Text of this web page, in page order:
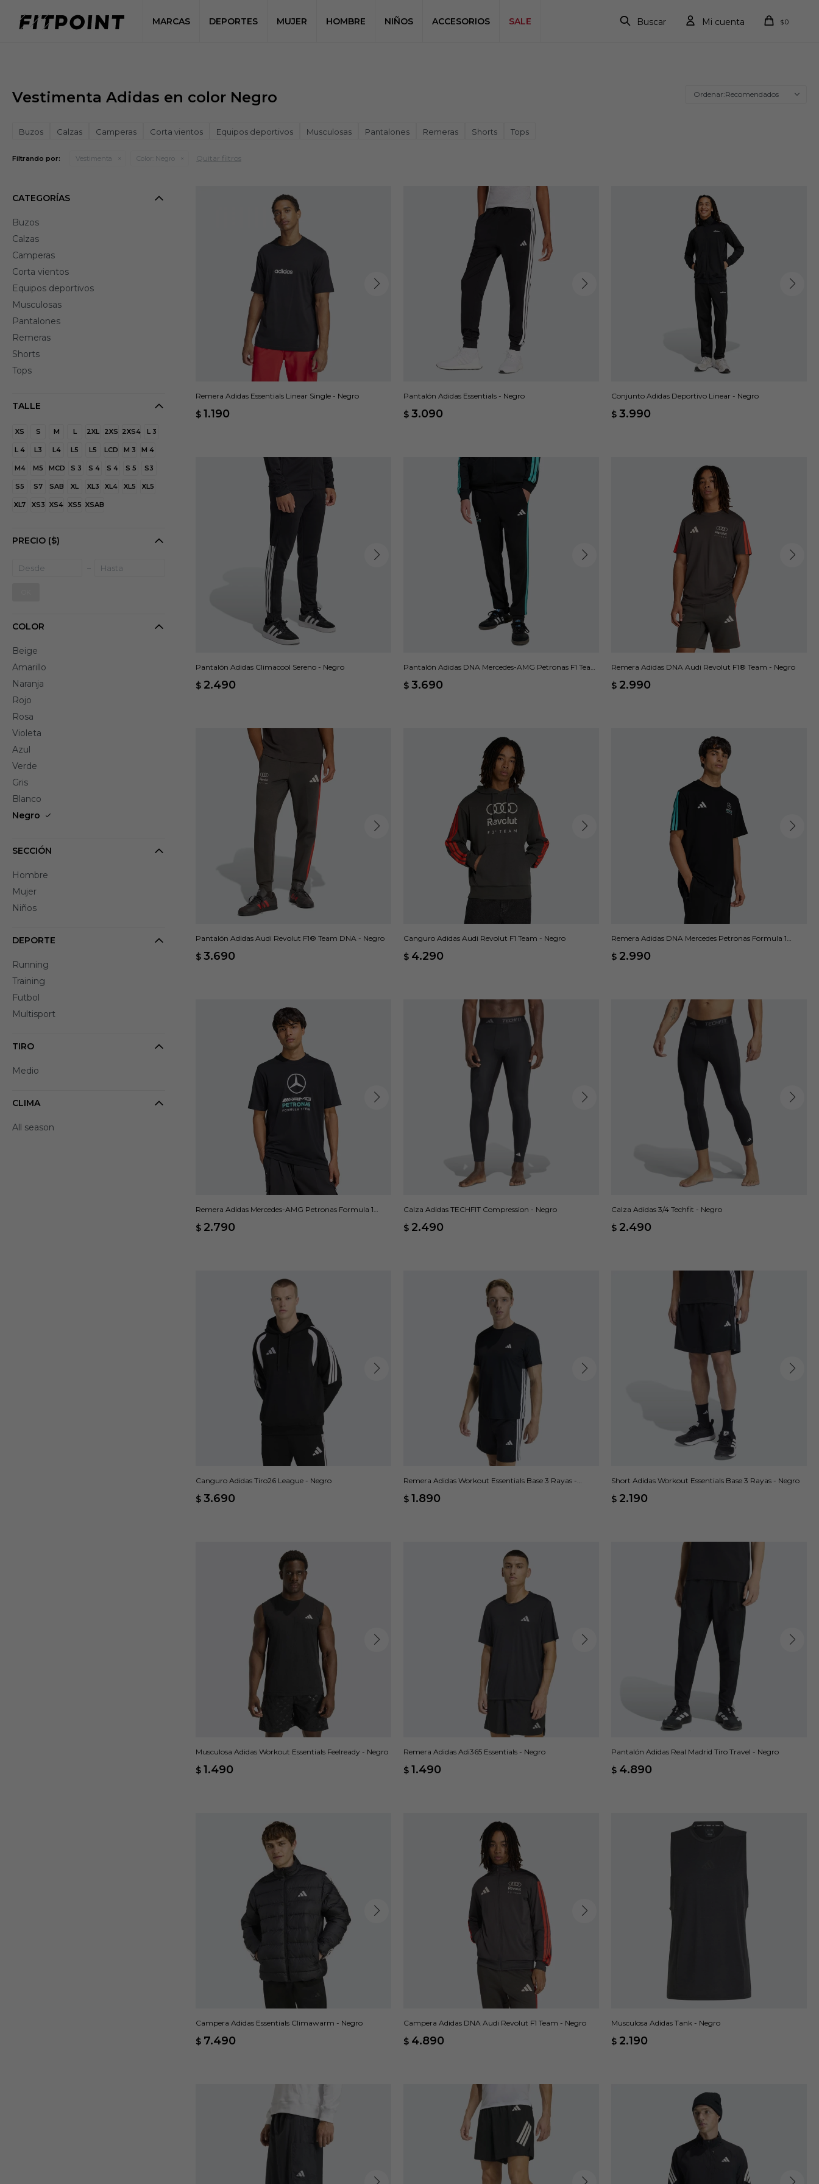
MARCAS DEPORTES MUJER HOMBRE NIÑOS ACCESORIOS SALE $0
Vestimenta Adidas en color Negro Recomendados
Buzos Calzas Camperas Corta vientos Equipos deportivos Musculosas Pantalones Remeras Shorts Tops
Filtrando por: Vestimenta Color: Negro Quitar filtros
Remera Adidas Essentials Linear Single - Negro
$ 1.190
Pantalón Adidas Essentials - Negro
$ 3.090
Conjunto Adidas Deportivo Linear - Negro
$ 3.990
Pantalón Adidas Climacool Sereno - Negro
$ 2.490
Pantalón Adidas DNA Mercedes-AMG Petronas F1 Team
$ 3.690
Remera Adidas DNA Audi Revolut F1® Team - Negro
$ 2.990
Pantalón Adidas Audi Revolut F1® Team DNA - Negro
$ 3.690
Canguro Adidas Audi Revolut F1 Team - Negro
$ 4.290
Remera Adidas DNA Mercedes Petronas Formula 1
$ 2.990
Remera Adidas Mercedes-AMG Petronas Formula 1
$ 2.790
Calza Adidas TECHFIT Compression - Negro
$ 2.490
Calza Adidas 3/4 Techfit - Negro
$ 2.490
Canguro Adidas Tiro26 League - Negro
$ 3.690
Remera Adidas Workout Essentials Base 3 Rayas -
$ 1.890
Short Adidas Workout Essentials Base 3 Rayas - Negro
$ 2.190
Musculosa Adidas Workout Essentials Feelready - Negro
$ 1.490
Remera Adidas Adi365 Essentials - Negro
$ 1.490
Pantalón Adidas Real Madrid Tiro Travel - Negro
$ 4.890
Campera Adidas Essentials Climawarm - Negro
$ 7.490
Campera Adidas DNA Audi Revolut F1 Team - Negro
$ 4.890
Musculosa Adidas Tank - Negro
$ 2.190
CATEGORÍAS
Buzos
Calzas
Camperas
Corta vientos
Equipos deportivos
Musculosas
Pantalones
Remeras
Shorts
Tops
TALLE
XS S M L 2XL 2XS 2XS4 L 3
L 4 L3 L4 L5 L5 LCD M 3 M 4
M4 M5 MCD S 3 S 4 S 4 S 5 S3
S5 S7 SAB XL XL3 XL4 XL5 XL5
XL7 XS3 XS4 XS5 XSAB
PRECIO ($)
COLOR
Beige
Amarillo
Naranja
Rojo
Rosa
Violeta
Azul
Verde
Gris
Blanco
Negro
SECCIÓN
Hombre
Mujer
Niños
DEPORTE
Running
Training
Futbol
Multisport
TIRO
Medio
CLIMA
All season